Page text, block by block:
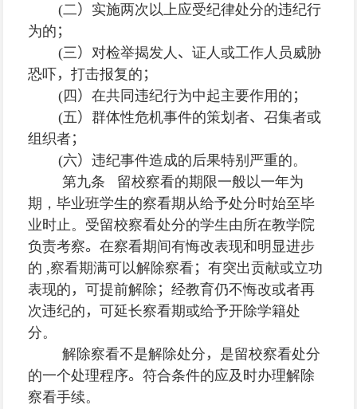
(二） 实施两次以上应受纪律处分的违纪行
为的 ；
(三） 对检举揭发人 、 证人或工作人员威胁
恐吓 ，打击报复的 ；
(四 ） 在共同违纪行为中起主要作用的 ；
(五） 群体性危机事件的策划者、 召集者或
组织者；
(六） 违纪事件造成的后果特别严重的。
第九条 留校察看的期限一般以一年为
期，毕业班学生的察看期从给予处分时始至毕
业时止。受留校察看处分的学生由所在教学院
负责考察。在察看期间有悔改表现和明显进步
的 ,察看期满可以解除察看；有突出贡献或立功
表现的 ，可提前解除 ；经教育仍不悔改或者再
次违纪的 ，可延长察看期或给予开除学籍处
分。
解除察看不是解除处分 ， 是留校察看处分
的一个处理程序。符合条件的应及时办理解除
察看手续。